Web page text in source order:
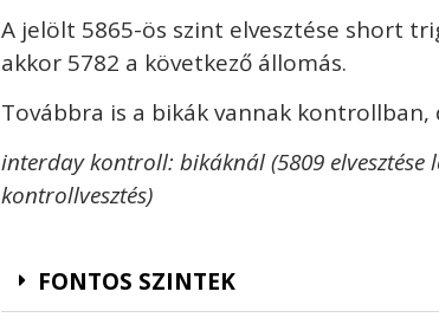
A jelölt 5865-ös szint elvesztése short
akkor 5782 a következő állomás.
Továbbra is a bikák vannak
interday kontroll: bikáknál (5809 elvesztése
kontrollvesztés)
FONTOS SZINTEK